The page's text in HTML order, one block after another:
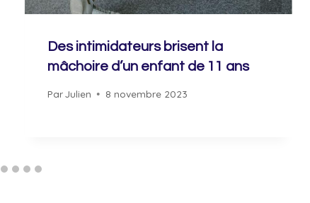
Des intimidateurs brisent la
mâchoire d’un enfant de 11 ans
Par Julien 8 novembre 2023